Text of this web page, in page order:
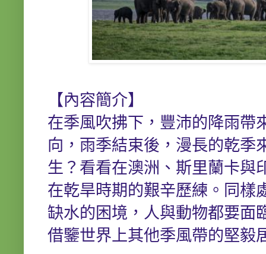
【內容簡介】
在季風吹拂下，豐沛的降雨帶
向，雨季結束後，漫長的乾季
生？看看在澳洲、斯里蘭卡與
在乾旱時期的艱辛歷練。同樣
缺水的困境，人與動物都要面
借鑒世界上其他季風帶的堅毅